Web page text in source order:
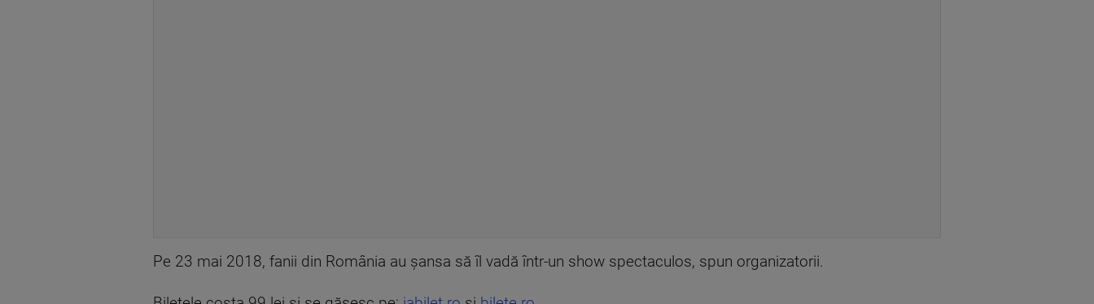
Pe 23 mai 2018, fanii din România au șansa să îl vadă într-un show spectaculos, spun organizatorii.